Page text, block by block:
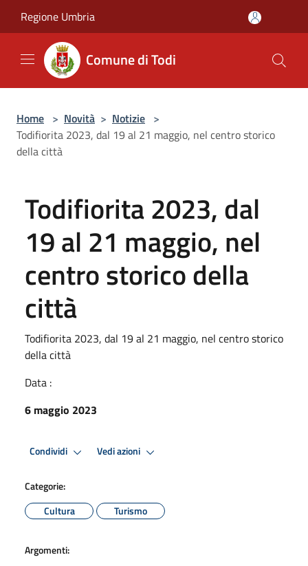
Regione Umbria
Comune di Todi
Home > Novità > Notizie >
Todifiorita 2023, dal 19 al 21 maggio, nel centro storico
della città
Todifiorita 2023, dal
19 al 21 maggio, nel
centro storico della
città
Todifiorita 2023, dal 19 al 21 maggio, nel centro storico
della città
Data :
6 maggio 2023
Condividi Vedi azioni
Categorie:
Cultura
Turismo
Argomenti: